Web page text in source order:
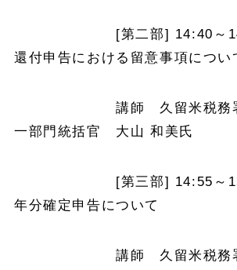
[第二部] 14:40～
還付申告における留意事項につい
講師 久留米税務署
一部門統括官 大山 和美氏
[第三部] 14:55～
年分確定申告について
講師 久留米税務署